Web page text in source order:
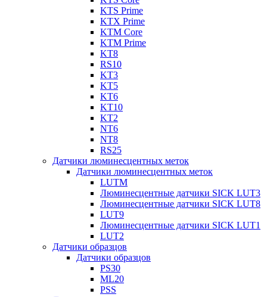
KTS Prime
KTX Prime
KTM Core
KTM Prime
KT8
RS10
KT3
KT5
KT6
KT10
KT2
NT6
NT8
RS25
Датчики люминесцентных меток
Датчики люминесцентных меток
LUTM
Люминесцентные датчики SICK LUT3
Люминесцентные датчики SICK LUT8
LUT9
Люминесцентные датчики SICK LUT1
LUT2
Датчики образцов
Датчики образцов
PS30
ML20
PSS